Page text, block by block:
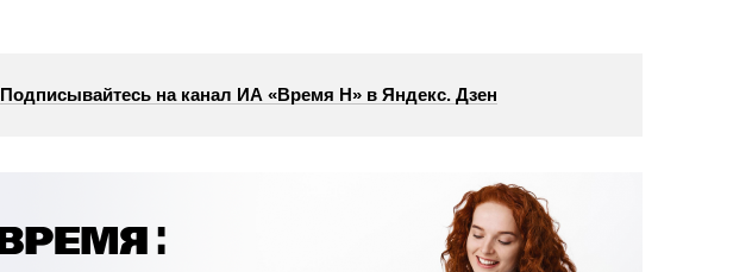
Подписывайтесь на канал ИА «Время Н» в Яндекс. Дзен